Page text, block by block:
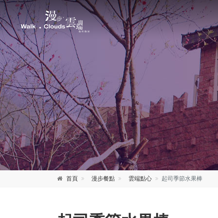
首頁 漫步餐點 雲端點心 起司季節水果棒